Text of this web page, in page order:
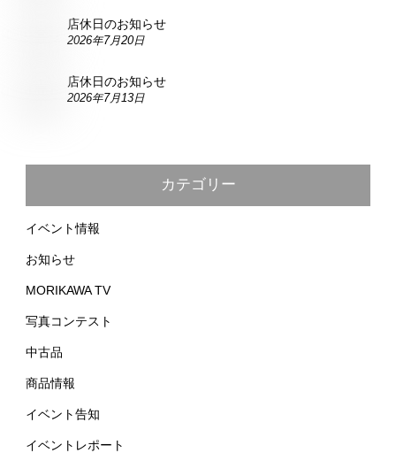
店休日のお知らせ
2026年7月20日
店休日のお知らせ
2026年7月13日
カテゴリー
イベント情報
お知らせ
MORIKAWA TV
写真コンテスト
中古品
商品情報
イベント告知
イベントレポート